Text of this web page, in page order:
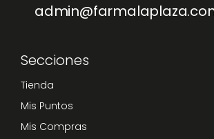
Secciones
Tienda
Mis Puntos
Mis Compras